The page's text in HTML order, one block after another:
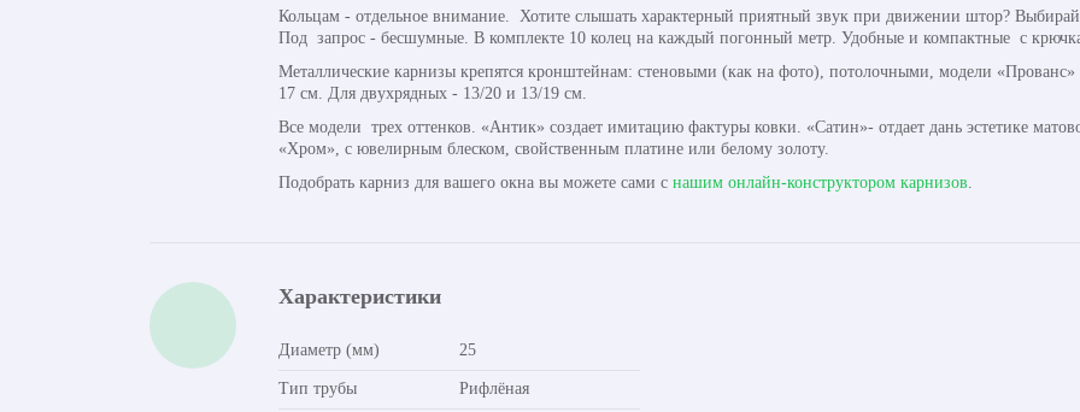
Кольцам - отдельное внимание. Хотите слышать характерный приятный звук при движении штор?
Под запрос - бесшумные. В комплекте 10 колец на каждый погонный метр. Удобные и компактные с
Металлические карнизы крепятся кронштейнам: стеновыми (как на фото), потолочными, модели
17 см. Для двухрядных - 13/20 и 13/19 см.
Все модели трех оттенков. «Антик» создает имитацию фактуры ковки. «Сатин»- отдает дань эстетике
«Хром», с ювелирным блеском, свойственным платине или белому золоту.
Подобрать карниз для вашего окна вы можете сами с нашим онлайн-конструктором карнизов.
Характеристики
Диаметр (мм) 25
Тип трубы Рифлёная